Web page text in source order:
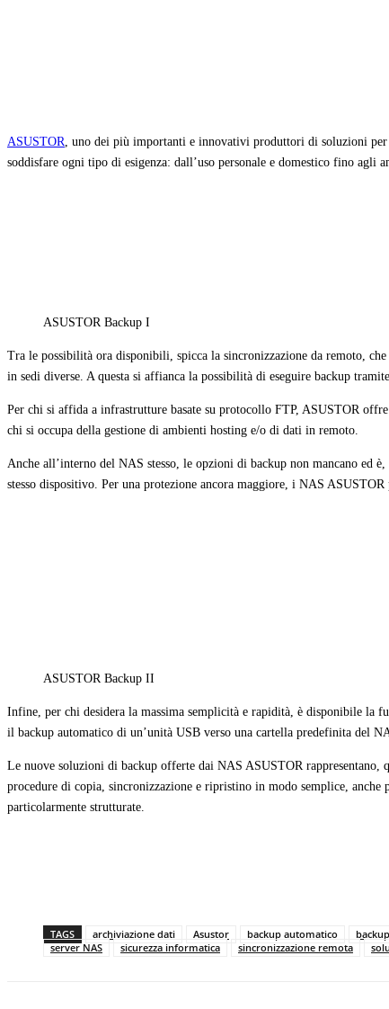
ASUSTOR, uno dei più importanti e innovativi produttori di soluzioni per
soddisfare ogni tipo di esigenza: dall’uso personale e domestico fino agli
ASUSTOR Backup I
Tra le possibilità ora disponibili, spicca la sincronizzazione da remoto,
in sedi diverse. A questa si affianca la possibilità di eseguire backup
Per chi si affida a infrastrutture basate su protocollo FTP, ASUSTOR
chi si occupa della gestione di ambienti hosting e/o di dati in remoto.
Anche all’interno del NAS stesso, le opzioni di backup non mancano ed
stesso dispositivo. Per una protezione ancora maggiore, i NAS
ASUSTOR Backup II
Infine, per chi desidera la massima semplicità e rapidità, è disponibile la
il backup automatico di un’unità USB verso una cartella predefinita del
Le nuove soluzioni di backup offerte dai NAS ASUSTOR
procedure di copia, sincronizzazione e ripristino in modo semplice,
particolarmente strutturate.
TAGS archiviazione dati Asustor backup automatico
server NAS
sicurezza informatica sincronizzazione remota